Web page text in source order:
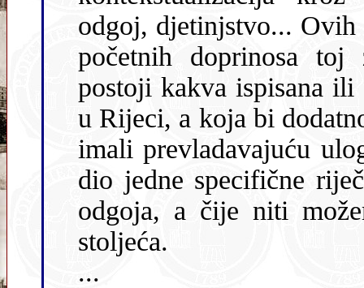
odgoj, djetinjstvo...
početnih doprinosa
postoji kakva ispisana ili
u Rijeci, a koja bi
imali prevladavajuću
dio jedne specifične
odgoja, a čije niti
stoljeća.
...